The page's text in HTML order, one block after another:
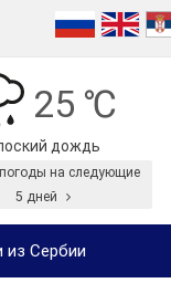
25 ℃
дождь
погоды на следующие
5 дней
из Сербии